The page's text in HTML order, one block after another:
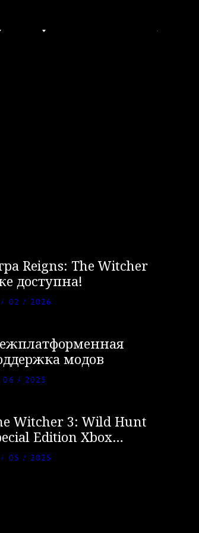
ПРОЧЕЕ RU
Reigns: The Witcher
доступна!
02 / 2026
модов
/ 2025
Witcher 3: Wild Hunt
Edition Xbox
05 / 2025